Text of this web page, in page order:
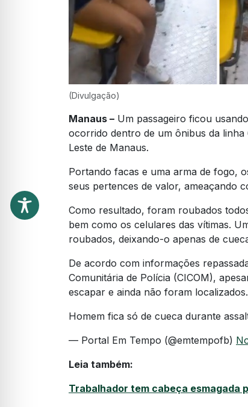
(Divulgação)
Manaus – Um passageiro ficou
ocorrido dentro de um ônibus da
Leste de Manaus.
Portando facas e uma arma de fogo,
seus pertences de valor, ameaçando
Como resultado, foram roubados
bem como os celulares das vítimas.
roubados, deixando-o apenas de
De acordo com informações
Comunitária de Polícia (CICOM),
escapar e ainda não foram localizados.
Homem fica só de cueca durante
— Portal Em Tempo (@emtempofb)
Leia também:
Trabalhador tem cabeça esmagada